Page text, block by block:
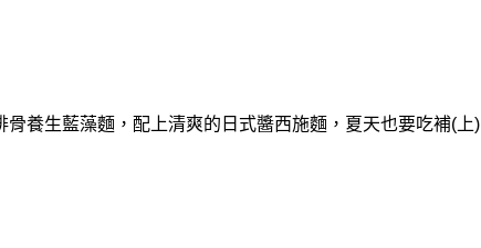
骨養生藍藻麵，配上清爽的日式醬西施麵，夏天也要吃補(上)